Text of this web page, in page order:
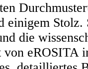
einigem Stolz.
die
von eROSITA